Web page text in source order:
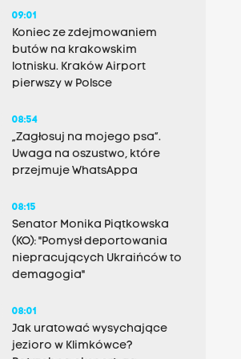
09:01
Koniec ze zdejmowaniem
butów na krakowskim
lotnisku. Kraków Airport
pierwszy w Polsce
08:54
„Zagłosuj na mojego psa”.
Uwaga na oszustwo, które
przejmuje WhatsAppa
08:15
Senator Monika Piątkowska
(KO): "Pomysł deportowania
niepracujących Ukraińców to
demagogia"
08:01
Jak uratować wysychające
jezioro w Klimkówce?